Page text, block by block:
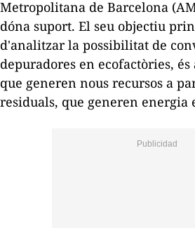
Metropolitana de Barcelona
dóna suport. El seu objectiu
d'analitzar la possibilitat de
depuradores en ecofactòries, és
que generen nous recursos a
residuals, que generen energia